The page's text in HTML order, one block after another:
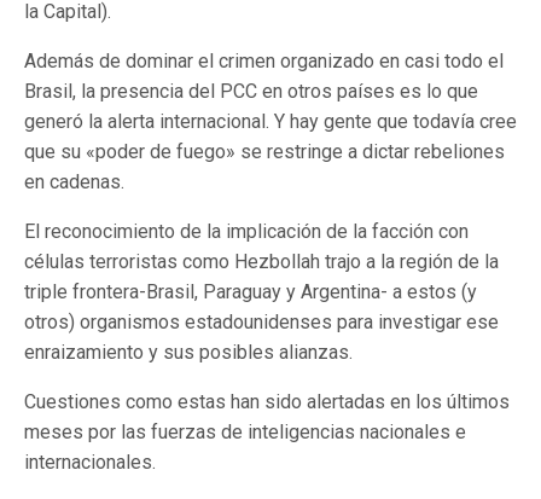
la Capital).
Además de dominar el crimen organizado en casi todo el
Brasil, la presencia del PCC en otros países es lo que
generó la alerta internacional. Y hay gente que todavía cree
que su «poder de fuego» se restringe a dictar rebeliones
en cadenas.
El reconocimiento de la implicación de la facción con
células terroristas como Hezbollah trajo a la región de la
triple frontera-Brasil, Paraguay y Argentina- a estos (y
otros) organismos estadounidenses para investigar ese
enraizamiento y sus posibles alianzas.
Cuestiones como estas han sido alertadas en los últimos
meses por las fuerzas de inteligencias nacionales e
internacionales.